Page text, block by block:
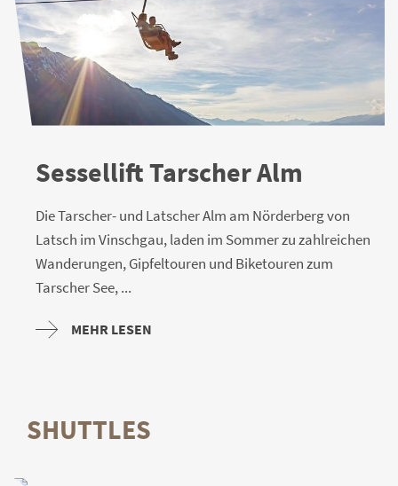
Sessellift Tarscher Alm
Die Tarscher- und Latscher Alm am Nörderberg von
Latsch im Vinschgau, laden im Sommer zu zahlreichen
Wanderungen, Gipfeltouren und Biketouren zum
Tarscher See, ...
MEHR LESEN
SHUTTLES